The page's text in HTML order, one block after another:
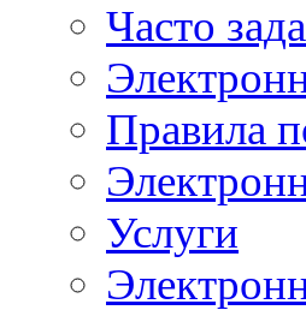
Часто
Правила
Услуги